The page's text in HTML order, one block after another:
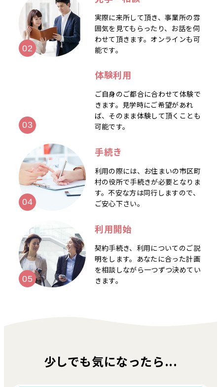
実際に来所して頂き、事業所の雰
囲気を見てもらったり、お話を伺
わせて頂きます。オンラインも可
能です。
体験利用
ご自身のご都合に合わせて体験で
きます。見学時にご希望があれ
ば、そのまま体験して頂くことも
可能です。
手続き
利用の際には、お住まいの市区町
村の役所で手続きが必要となりま
す。不安な方は同行しますので、
ご安心下さい。
利用開始
契約手続き、利用についてのご説
明をします。あなたに合った計画
を相談しながら一つずつ決めてい
きます。
少しでも気になったら...